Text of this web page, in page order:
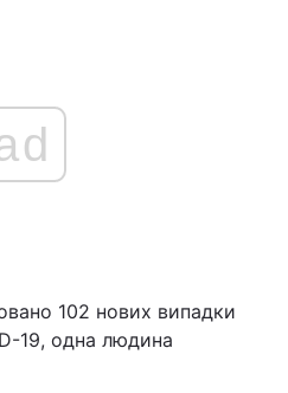
102 нових випадки
19, одна людина